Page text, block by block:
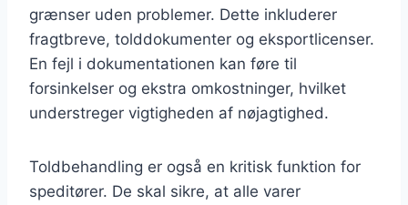
grænser uden problemer. Dette inkluderer
fragtbreve, tolddokumenter og eksportlicenser.
En fejl i dokumentationen kan føre til
forsinkelser og ekstra omkostninger, hvilket
understreger vigtigheden af nøjagtighed.
Toldbehandling er også en kritisk funktion for
speditører. De skal sikre, at alle varer